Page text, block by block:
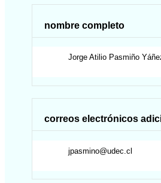
nombre completo
Jorge Atilio Pasmiño
correos electrónicos
jpasmino@udec.cl